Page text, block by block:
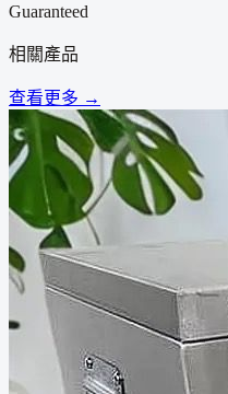
Guaranteed
相關產品
查看更多 →